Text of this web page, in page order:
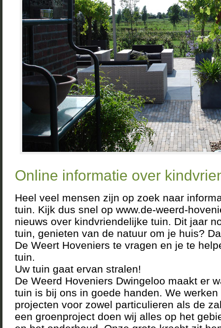
Online informatie over
Heel veel mensen zijn op zoek naar
tuin. Kijk dus snel op www.de-weerd-
nieuws over kindvriendelijke tuin. Dit jaar
tuin, genieten van de natuur om je huis?
De Weert Hoveniers te vragen en je te
tuin.
Uw tuin gaat ervan stralen!
De Weerd Hoveniers Dwingeloo maakt er
tuin is bij ons in goede handen. We
projecten voor zowel particulieren als de
een groenproject doen wij alles op het